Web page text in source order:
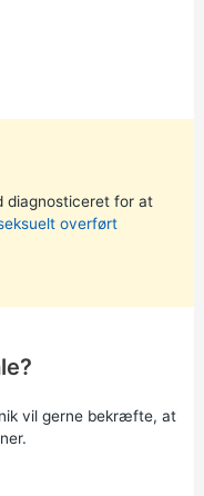
diagnosticeret for at
overført
vil gerne bekræfte, at